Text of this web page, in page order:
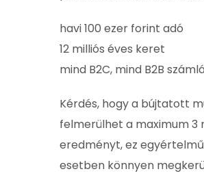
havi 100 ezer forint adó
12 milliós éves keret
mind B2C, mind B2B
Kérdés, hogy a bújtatott
felmerülhet a maximum 3
eredményt, ez
esetben könnyen